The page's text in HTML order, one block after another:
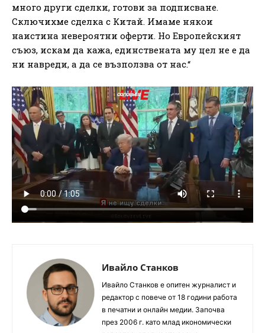
много други сделки, готови за подписване.
Сключихме сделка с Китай. Имаме някои
наистина невероятни оферти. Но Европейският
съюз, искам да кажа, единствената му цел не е да
ни навреди, а да се възползва от нас.“
Ивайло Станков
Ивайло Станков е опитен журналист и
редактор с повече от 18 години работа
в печатни и онлайн медии. Започва
през 2006 г. като млад икономически